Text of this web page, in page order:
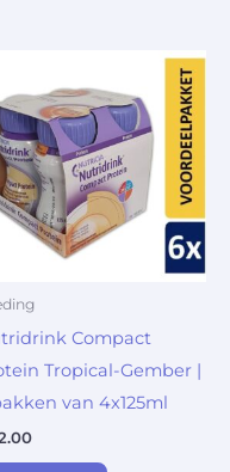
Compact
Tropical-Gember |
van 4x125ml